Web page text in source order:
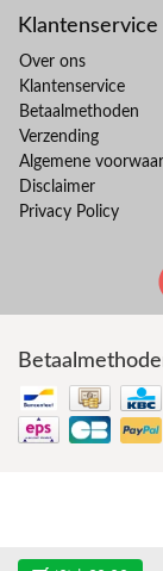
Klantenservice
Over ons
Klantenservice
Betaalmethoden
Verzending
Algemene
Disclaimer
Privacy Policy